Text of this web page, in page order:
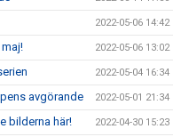
2022-05-06 14:42
2022-05-06 13:02
2022-05-04 16:34
avgörande 2022-05-01 21:34
bilderna här! 2022-04-30 15:23